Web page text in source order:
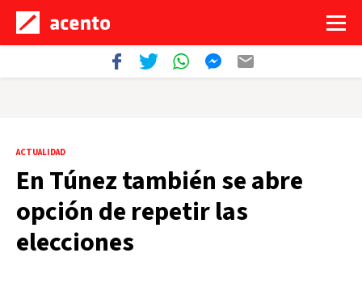
ACTUALIDAD
En Túnez también se abre
opción de repetir las
elecciones